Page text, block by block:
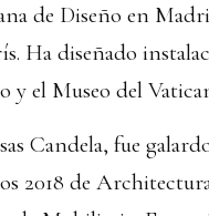
de Diseño en
Ha diseñado
y el Museo del
Candela, fue
2018 de